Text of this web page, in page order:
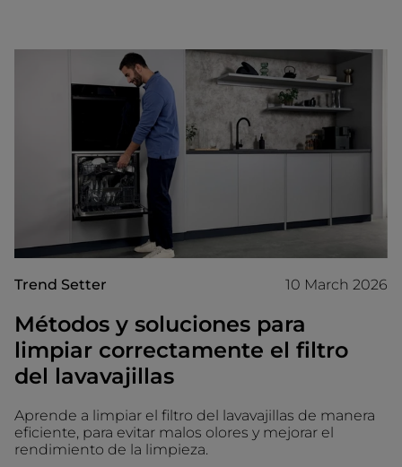
Trend Setter 10 March 2026
Métodos y soluciones para
limpiar correctamente el filtro
del lavavajillas
Aprende a limpiar el filtro del lavavajillas de manera
eficiente, para evitar malos olores y mejorar el
rendimiento de la limpieza.